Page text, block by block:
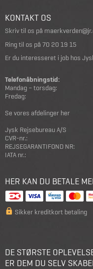
KONTAKT OS
Skriv til os på
Ring til os på 70 20 19 15
Er du interesseret i job hos
Telefonåbningstid:
Mandag – torsdag:
Fredag:
Se vores afdelinger her
Jysk Rejsebureau A/S
CVR-nr.:
REJSEGARANTIFOND NR:
IATA nr.:
HER KAN DU BETALE
Sikker kreditkort betaling
DE STØRSTE
ER DEM DU SELV